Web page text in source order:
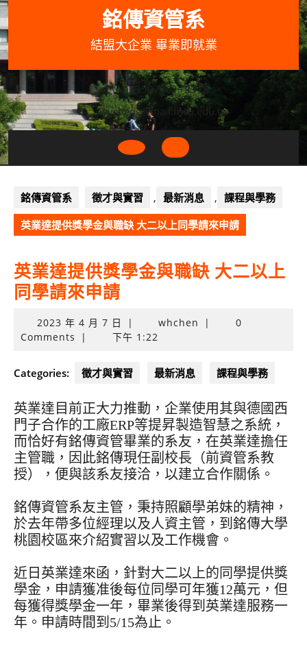
Skip
to
content
銘傳資管系
結盟大企業 畢業即就業
033507001+3318
wycheng@mail.mcu.edu.tw
Open
銘傳資管系
徵才與實習 , 最新消息 , 課程與學務
英業達提供獎學金與職缺 大二以上同學請來申請
英業達提供獎學金與職缺 大二以上
同學請來申請
2023 年 4 月 7 日 2023
年
月
7
| whchen |
0
Comments
| 下午 1:22
Categories: 徵才與實習 最新消息 課程與學務
英業達目前正大力推動，企業使用其與德國西
門子合作的工廠ERP等提昇製造智慧之系統，
而恰好有銘傳資管畢業的系友，在英業達擔任
主管職，因此銘傳現任副校長（前資管系教
授），便與該系友接洽，以建立合作關係。
銘傳資管系友主管，秉持照顧學弟妹的精神，
於去年帶多位經理以及人資主管，到銘傳大學
桃園校區來介紹實習以及工作機會。
近日英業達來函，針對大二以上的同學提供獎
學金，申請獲准後每位同學可年獲12萬元，但
每獲得獎學金一年，畢業後得到英業達服務一
年。申請時間到5/15為止。